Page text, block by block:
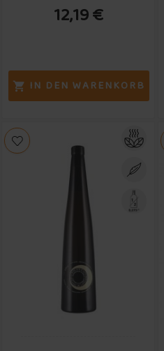
12,19 €
 IN DEN WARENKORB